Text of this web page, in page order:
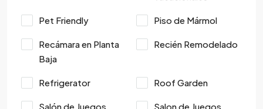
Pet Friendly Piso de Mármol
Recámara en Planta
Baja
Recién Remodelado
Refrigerator Roof Garden
Salón de Juegos Salon de Juegos